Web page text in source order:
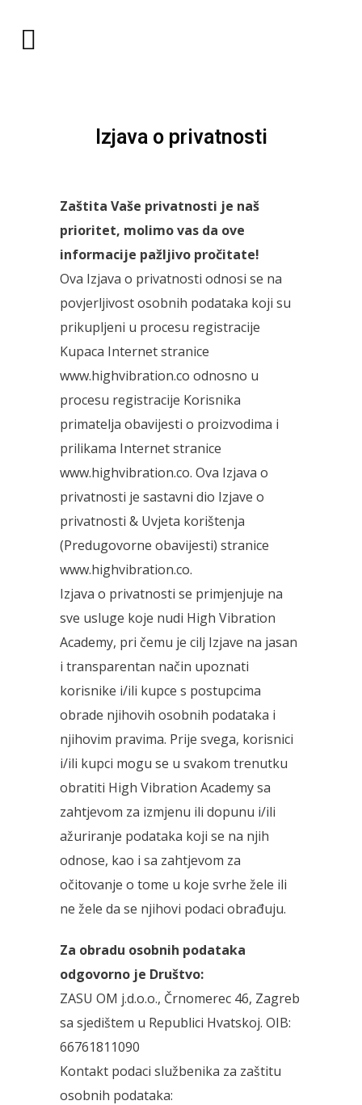
Izjava o privatnosti
Zaštita Vaše privatnosti je naš
prioritet, molimo vas da ove
informacije pažljivo pročitate!
Ova Izjava o privatnosti odnosi se na
povjerljivost osobnih podataka koji su
prikupljeni u procesu registracije
Kupaca Internet stranice
www.highvibration.co odnosno u
procesu registracije Korisnika
primatelja obavijesti o proizvodima i
prilikama Internet stranice
www.highvibration.co. Ova Izjava o
privatnosti je sastavni dio Izjave o
privatnosti & Uvjeta korištenja
(Predugovorne obavijesti) stranice
www.highvibration.co.
Izjava o privatnosti se primjenjuje na
sve usluge koje nudi High Vibration
Academy, pri čemu je cilj Izjave na jasan
i transparentan način upoznati
korisnike i/ili kupce s postupcima
obrade njihovih osobnih podataka i
njihovim pravima. Prije svega, korisnici
i/ili kupci mogu se u svakom trenutku
obratiti High Vibration Academy sa
zahtjevom za izmjenu ili dopunu i/ili
ažuriranje podataka koji se na njih
odnose, kao i sa zahtjevom za
očitovanje o tome u koje svrhe žele ili
ne žele da se njihovi podaci obrađuju.
Za obradu osobnih podataka
odgovorno je Društvo:
ZASU OM j.d.o.o., Črnomerec 46, Zagreb
sa sjedištem u Republici Hvatskoj. OIB:
66761811090
Kontakt podaci službenika za zaštitu
osobnih podataka: